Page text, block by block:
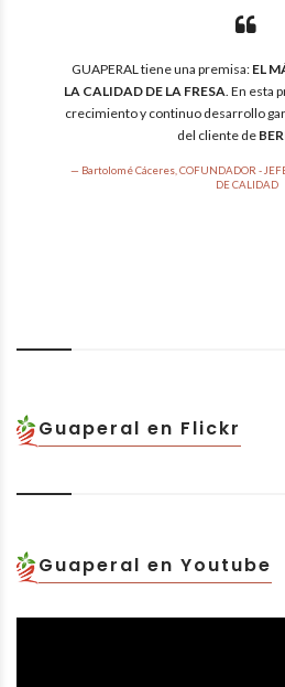
GUAPERAL tiene una premisa: EL
LA CALIDAD DE LA FRESA . En esta
crecimiento y continuo desarrollo
del cliente de
Bartolomé Cáceres, COFUNDADOR -
DE CALIDAD
Guaperal en Flickr
Guaperal en Youtube